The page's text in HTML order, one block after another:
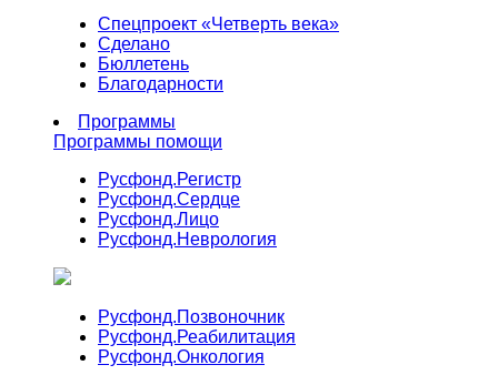
Спецпроект «Четверть века»
Сделано
Бюллетень
Благодарности
Программы
Программы помощи
Русфонд.Регистр
Русфонд.Сердце
Русфонд.Лицо
Русфонд.Неврология
Русфонд.Позвоночник
Русфонд.Реабилитация
Русфонд.Онкология